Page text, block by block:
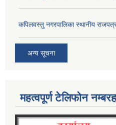
कपिलवस्तु नगरपालिका स्थानीय
अन्य सूचना
महत्वपूर्ण टेलिफोन